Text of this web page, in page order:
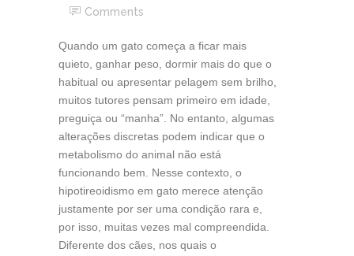
Comments
Quando um gato começa a ficar mais
quieto, ganhar peso, dormir mais do que o
habitual ou apresentar pelagem sem brilho,
muitos tutores pensam primeiro em idade,
preguiça ou “manha”. No entanto, algumas
alterações discretas podem indicar que o
metabolismo do animal não está
funcionando bem. Nesse contexto, o
hipotireoidismo em gato merece atenção
justamente por ser uma condição rara e,
por isso, muitas vezes mal compreendida.
Diferente dos cães, nos quais o